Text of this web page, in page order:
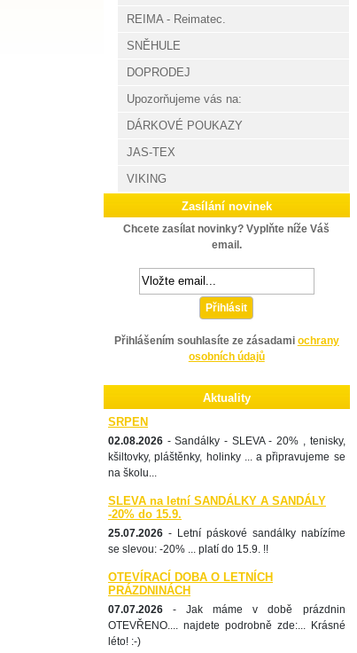
REIMA - Reimatec.
SNĚHULE
DOPRODEJ
Upozorňujeme vás na:
DÁRKOVÉ POUKAZY
JAS-TEX
VIKING
Zasílání novinek
Chcete zasílat novinky? Vyplňte níže Váš
email.
Přihlásit
Přihlášením souhlasíte ze zásadami ochrany
osobních údajů
Aktuality
SRPEN
02.08.2026 - Sandálky - SLEVA - 20% , tenisky,
kšiltovky, pláštěnky, holinky ... a připravujeme se
na školu...
SLEVA na letní SANDÁLKY A SANDÁLY
-20% do 15.9.
25.07.2026 - Letní páskové sandálky nabízíme
se slevou: -20% ... platí do 15.9. !!
OTEVÍRACÍ DOBA O LETNÍCH
PRÁZDNINÁCH
07.07.2026 - Jak máme v době prázdnin
OTEVŘENO.... najdete podrobně zde:... Krásné
léto! :-)